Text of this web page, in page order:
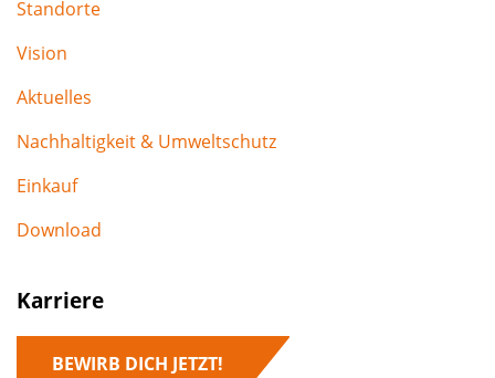
Standorte
Vision
Aktuelles
Nachhaltigkeit & Umweltschutz
Einkauf
Download
Karriere
BEWIRB DICH JETZT!